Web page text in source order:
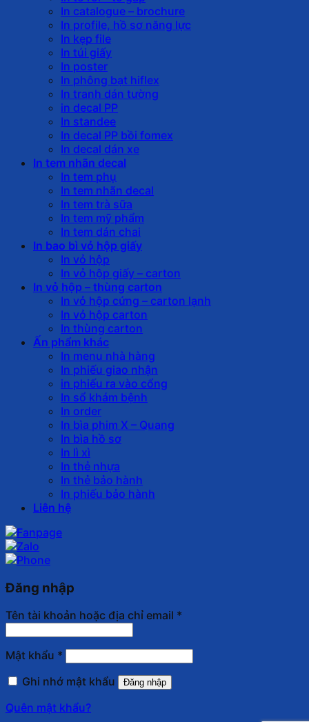
In catalogue – brochure
In profile, hồ sơ năng lực
In kẹp file
In túi giấy
In poster
In phông bạt hiflex
In tranh dán tường
in decal PP
In standee
In decal PP bồi fomex
In decal dán xe
In tem nhãn decal
In tem phụ
In tem nhãn decal
In tem trà sữa
In tem mỹ phẩm
In tem dán chai
In bao bì vỏ hộp giấy
In vỏ hộp
In vỏ hộp giấy – carton
In vỏ hộp – thùng carton
In vỏ hộp cứng – carton lạnh
In vỏ hộp carton
In thùng carton
Ấn phẩm khác
In menu nhà hàng
In phiếu giao nhận
in phiếu ra vào cổng
In sổ khám bệnh
In order
In bìa phim X – Quang
In bìa hồ sơ
In lì xì
In thẻ nhựa
In thẻ bảo hành
In phiếu bảo hành
Liên hệ
Đăng nhập
Tên tài khoản hoặc địa chỉ email *
Mật khẩu *
Ghi nhớ mật khẩu
Đăng nhập
Quên mật khẩu?